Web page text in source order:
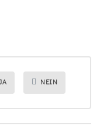
NEIN